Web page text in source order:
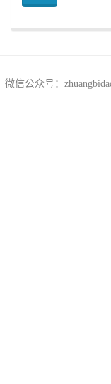
微信公众号：